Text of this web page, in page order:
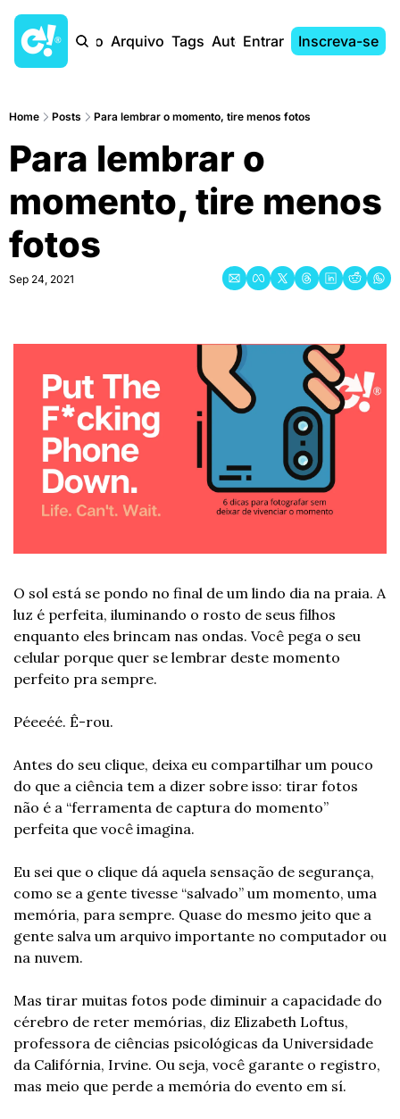
Início Arquivo Tags AutoresEntrar Inscreva-se
Home Posts Para lembrar o momento, tire menos fotos
Para lembrar o
momento, tire menos
fotos
Sep 24, 2021
O sol está se pondo no final de um lindo dia na praia. A
luz é perfeita, iluminando o rosto de seus filhos
enquanto eles brincam nas ondas. Você pega o seu
celular porque quer se lembrar deste momento
perfeito pra sempre.
Péeeéé. Ê-rou.
Antes do seu clique, deixa eu compartilhar um pouco
do que a ciência tem a dizer sobre isso: tirar fotos
não é a “ferramenta de captura do momento”
perfeita que você imagina.
Eu sei que o clique dá aquela sensação de segurança,
como se a gente tivesse “salvado” um momento, uma
memória, para sempre. Quase do mesmo jeito que a
gente salva um arquivo importante no computador ou
na nuvem.
Mas tirar muitas fotos pode diminuir a capacidade do
cérebro de reter memórias, diz Elizabeth Loftus,
professora de ciências psicológicas da Universidade
da Califórnia, Irvine. Ou seja, você garante o registro,
mas meio que perde a memória do evento em sí.